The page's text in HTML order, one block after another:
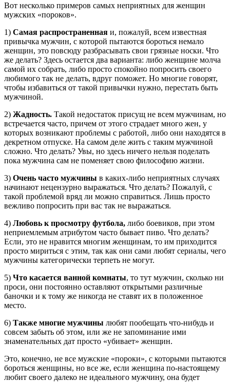
Вот несколько примеров самых неприятных для женщин
мужских «пороков».
1) Самая распространенная и, пожалуй, всем известная
привычка мужчин, с которой пытаются бороться немало
женщин, это повсюду разбрасывать свои грязные носки. Что
же делать? Здесь остается два варианта: либо женщине молча
самой их собрать, либо просто спокойно попросить своего
любимого так не делать, вдруг поможет. Но многие говорят,
чтобы избавиться от такой привычки нужно, перестать быть
мужчиной.
2) Жадность. Такой недостаток присущ не всем мужчинам, но
встречается часто, причем от этого страдает много жен, у
которых возникают проблемы с работой, либо они находятся в
декретном отпуске. На самом деле жить с таким мужчиной
сложно. Что делать? Увы, но здесь ничего нельзя поделать
пока мужчина сам не поменяет свою философию жизни.
3) Очень часто мужчины в каких-либо неприятных случаях
начинают нецензурно выражаться. Что делать? Пожалуй, с
такой проблемой вряд ли можно справиться. Лишь просто
вежливо попросить при вас так не выражаться.
4) Любовь к просмотру футбола, либо боевиков, при этом
неприемлемым атрибутом часто бывает пиво. Что делать?
Если, это не нравится многим женщинам, то им приходится
просто мириться с этим, так как они сами любят сериалы, чего
мужчины категорически терпеть не могут.
5) Что касается ванной комнаты, то тут мужчин, сколько ни
проси, они постоянно оставляют открытыми различные
баночки и к тому же никогда не ставят их в положенное
место.
6) Также многие мужчины любят пообещать что-нибудь и
совсем забыть об этом, или же не запоминание ими
знаменательных дат просто «убивает» женщин.
Это, конечно, не все мужские «пороки», с которыми пытаются
бороться женщины, но все же, если женщина по-настоящему
любит своего далеко не идеального мужчину, она будет